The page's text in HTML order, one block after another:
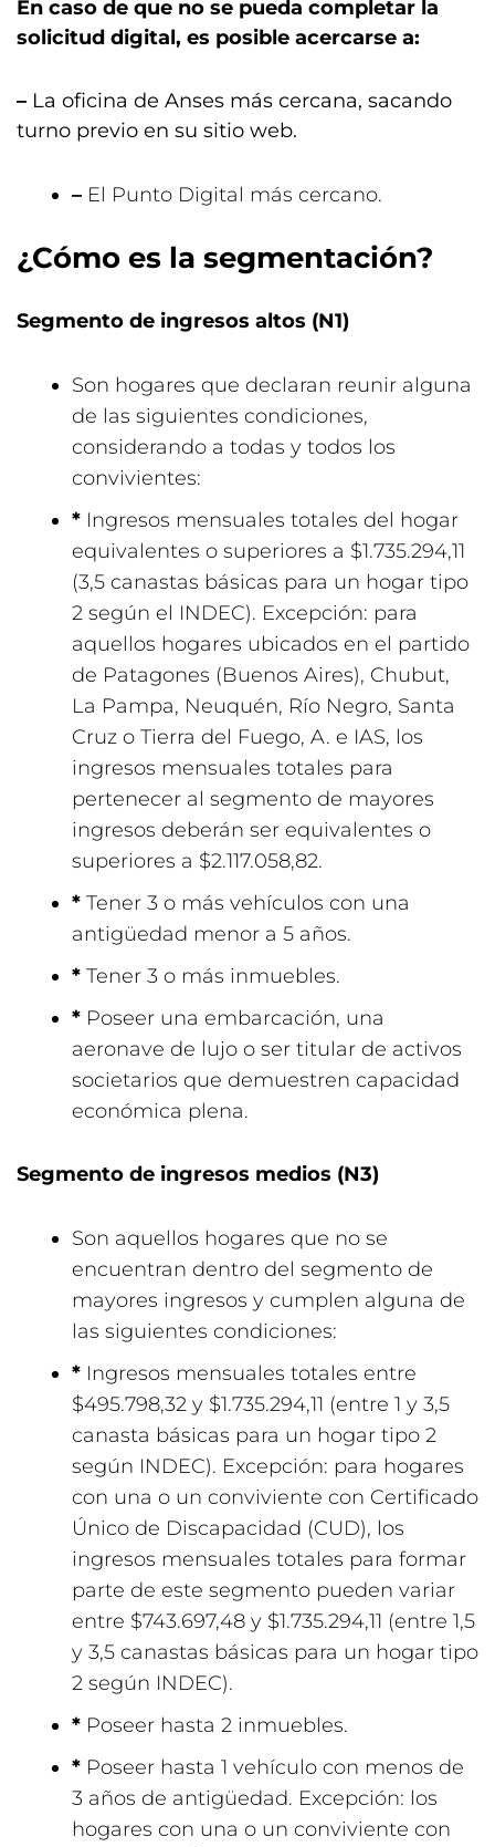
En caso de que no se pueda completar la
solicitud digital, es posible acercarse a:
– La oficina de Anses más cercana, sacando
turno previo en su sitio web.
– El Punto Digital más cercano.
¿Cómo es la segmentación?
Segmento de ingresos altos (N1)
Son hogares que declaran reunir alguna
de las siguientes condiciones,
considerando a todas y todos los
convivientes:
* Ingresos mensuales totales del hogar
equivalentes o superiores a $1.735.294,11
(3,5 canastas básicas para un hogar tipo
2 según el INDEC). Excepción: para
aquellos hogares ubicados en el partido
de Patagones (Buenos Aires), Chubut,
La Pampa, Neuquén, Río Negro, Santa
Cruz o Tierra del Fuego, A. e IAS, los
ingresos mensuales totales para
pertenecer al segmento de mayores
ingresos deberán ser equivalentes o
superiores a $2.117.058,82.
* Tener 3 o más vehículos con una
antigüedad menor a 5 años.
* Tener 3 o más inmuebles.
* Poseer una embarcación, una
aeronave de lujo o ser titular de activos
societarios que demuestren capacidad
económica plena.
Segmento de ingresos medios (N3)
Son aquellos hogares que no se
encuentran dentro del segmento de
mayores ingresos y cumplen alguna de
las siguientes condiciones:
* Ingresos mensuales totales entre
$495.798,32 y $1.735.294,11 (entre 1 y 3,5
canasta básicas para un hogar tipo 2
según INDEC). Excepción: para hogares
con una o un conviviente con Certificado
Único de Discapacidad (CUD), los
ingresos mensuales totales para formar
parte de este segmento pueden variar
entre $743.697,48 y $1.735.294,11 (entre 1,5
y 3,5 canastas básicas para un hogar tipo
2 según INDEC).
* Poseer hasta 2 inmuebles.
* Poseer hasta 1 vehículo con menos de
3 años de antigüedad. Excepción: los
hogares con una o un conviviente con